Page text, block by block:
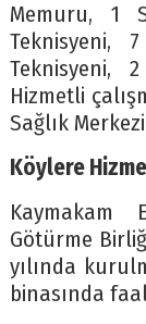
Memuru, 1
Teknisyeni,
Teknisyeni,
Hizmetli
Sağlık
Köylere
Kaymakam
Götürme
yılında
binasında